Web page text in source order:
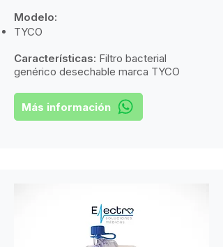
Modelo:
TYCO
Características: Filtro bacterial
genérico desechable marca TYCO
Más información